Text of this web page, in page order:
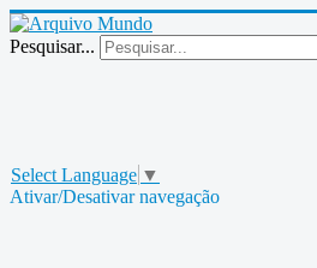
Pesquisar...
Select Language ▼
Ativar/Desativar navegação